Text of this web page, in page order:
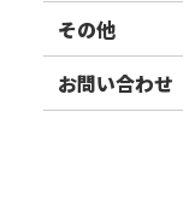
東北エリア
甲信越エリア
事業所ブログ
ご利用者様の声
その他
お知らせ
お問い合わせ